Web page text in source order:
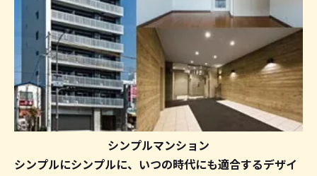
シンプルマンション
シンプルにシンプルに、いつの時代にも適合するデザイ